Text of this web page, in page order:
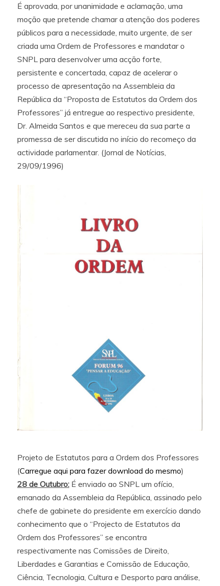
É aprovada, por unanimidade e aclamação, uma
moção que pretende chamar a atenção dos poderes
públicos para a necessidade, muito urgente, de ser
criada uma Ordem de Professores e mandatar o
SNPL para desenvolver uma acção forte,
persistente e concertada, capaz de acelerar o
processo de apresentação na Assembleia da
República da “Proposta de Estatutos da Ordem dos
Professores” já entregue ao respectivo presidente,
Dr. Almeida Santos e que mereceu da sua parte a
promessa de ser discutida no início do recomeço da
actividade parlamentar. (Jornal de Notícias,
29/09/1996)
Projeto de Estatutos para a Ordem dos Professores
(Carregue aqui para fazer download do mesmo)
28 de Outubro: É enviado ao SNPL um ofício,
emanado da Assembleia da República, assinado pelo
chefe de gabinete do presidente em exercício dando
conhecimento que o “Projecto de Estatutos da
Ordem dos Professores” se encontra
respectivamente nas Comissões de Direito,
Liberdades e Garantias e Comissão de Educação,
Ciência, Tecnologia, Cultura e Desporto para análise,